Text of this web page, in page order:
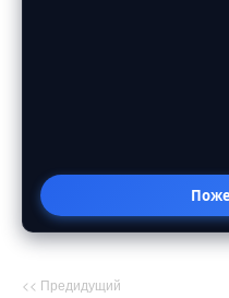
<< Предидущий